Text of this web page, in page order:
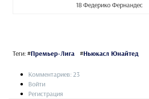
18 Федерико Фернандес
Теги:#Премьер-Лига #Ньюкасл Юнайтед
Комментариев: 23
Войти
Регистрация